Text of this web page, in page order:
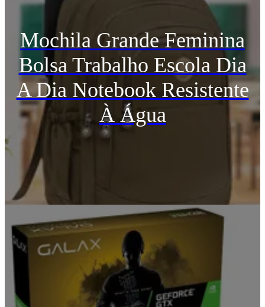
Mochila Grande Feminina
Bolsa Trabalho Escola Dia
A Dia Notebook Resistente
À Água